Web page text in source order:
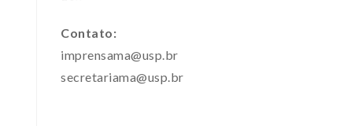
Contato:
imprensama@usp.br
secretariama@usp.br